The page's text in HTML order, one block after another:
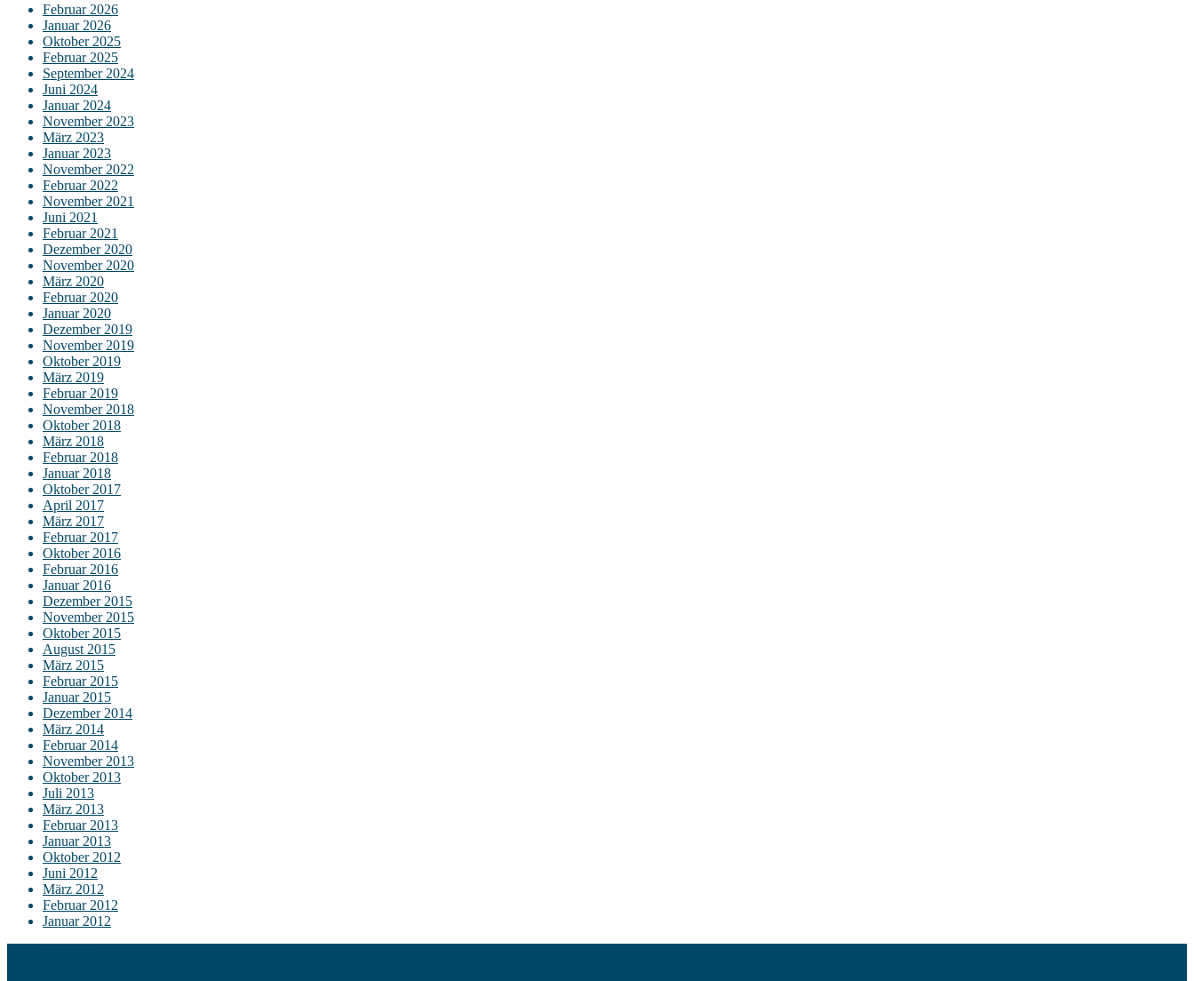
Februar 2026
Januar 2026
Oktober 2025
Februar 2025
September 2024
Juni 2024
Januar 2024
November 2023
März 2023
Januar 2023
November 2022
Februar 2022
November 2021
Juni 2021
Februar 2021
Dezember 2020
November 2020
März 2020
Februar 2020
Januar 2020
Dezember 2019
November 2019
Oktober 2019
März 2019
Februar 2019
November 2018
Oktober 2018
März 2018
Februar 2018
Januar 2018
Oktober 2017
April 2017
März 2017
Februar 2017
Oktober 2016
Februar 2016
Januar 2016
Dezember 2015
November 2015
Oktober 2015
August 2015
März 2015
Februar 2015
Januar 2015
Dezember 2014
März 2014
Februar 2014
November 2013
Oktober 2013
Juli 2013
März 2013
Februar 2013
Januar 2013
Oktober 2012
Juni 2012
März 2012
Februar 2012
Januar 2012